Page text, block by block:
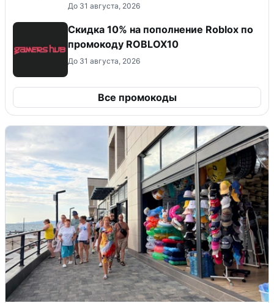
До 31 августа, 2026
Скидка 10% на пополнение Roblox по
промокоду ROBLOX10
До 31 августа, 2026
Все промокоды